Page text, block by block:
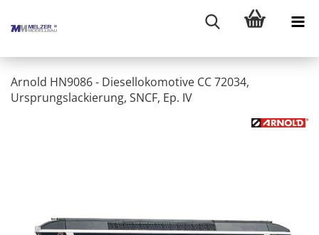
Arnold HN9086 - Diesellokomotive CC 72034,
Ursprungslackierung, SNCF, Ep. IV